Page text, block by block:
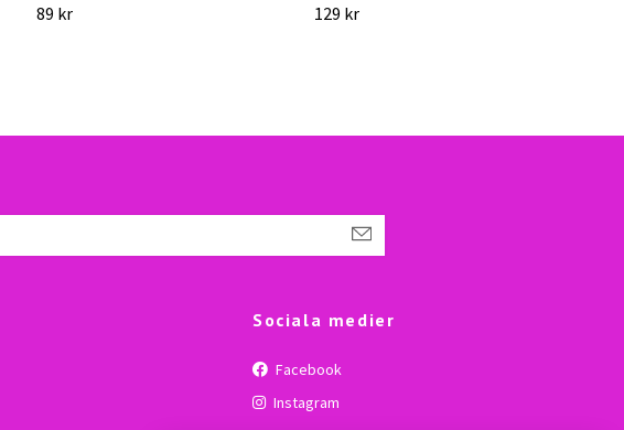
89 kr
129 kr
Sociala medier
Facebook
Instagram